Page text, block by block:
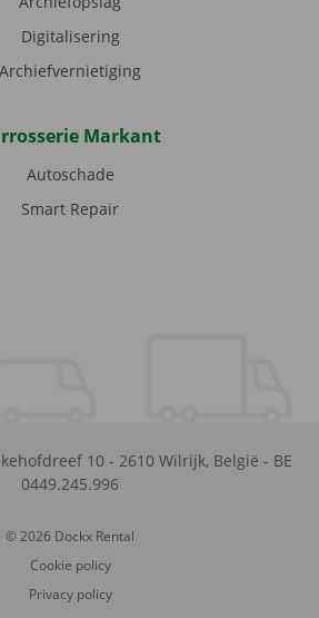
Digitalisering
Archiefvernietiging
Markant
Autoschade
Smart Repair
10 - 2610 Wilrijk, België - BE
0449.245.996
© 2026 Dockx Rental
Cookie policy
Privacy policy